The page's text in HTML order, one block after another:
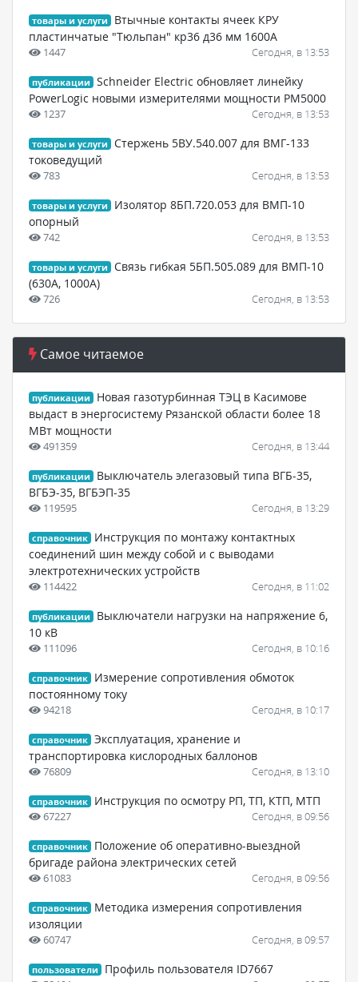
товары и услуги
Втычные контакты ячеек КРУ
пластинчатые "Тюльпан" кр36 д36 мм 1600А
1447 Сегодня, в 13:53
публикации
Schneider Electric обновляет линейку
PowerLogic новыми измерителями мощности РМ5000
1237 Сегодня, в 13:53
товары и услуги
Стержень 5ВУ.540.007 для ВМГ-133
токоведущий
783 Сегодня, в 13:53
товары и услуги
Изолятор 8БП.720.053 для ВМП-10
опорный
742 Сегодня, в 13:53
товары и услуги
Связь гибкая 5БП.505.089 для ВМП-10
(630А, 1000А)
726 Сегодня, в 13:53
Самое читаемое
публикации
Новая газотурбинная ТЭЦ в Касимове
выдаст в энергосистему Рязанской области более 18
МВт мощности
491359 Сегодня, в 13:44
публикации
Выключатель элегазовый типа ВГБ-35,
ВГБЭ-35, ВГБЭП-35
119595 Сегодня, в 13:29
справочник
Инструкция по монтажу контактных
соединений шин между собой и с выводами
электротехнических устройств
114422 Сегодня, в 11:02
публикации
Выключатели нагрузки на напряжение 6,
10 кВ
111096 Сегодня, в 10:16
справочник
Измерение сопротивления обмоток
постоянному току
94218 Сегодня, в 10:17
справочник Эксплуатация, хранение и
транспортировка кислородных баллонов
76809 Сегодня, в 13:10
справочник Инструкция по осмотру РП, ТП, КТП, МТП
67227 Сегодня, в 09:56
справочник
Положение об оперативно-выездной
бригаде района электрических сетей
61083 Сегодня, в 09:56
справочник
Методика измерения сопротивления
изоляции
60747 Сегодня, в 09:57
пользователи Профиль пользователя ID7667